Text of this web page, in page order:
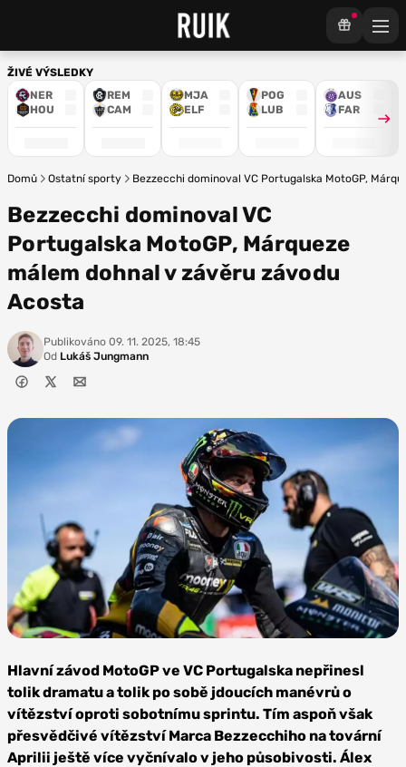
ŽIVÉ VÝSLEDKY
NER
HOU
REM
CAM
MJA
ELF
POG
LUB
AUS
FAR
Domů Ostatní sporty Bezzecchi dominoval VC Portugalska MotoGP,
Bezzecchi dominoval VC
Portugalska MotoGP, Márqueze
málem dohnal v závěru závodu
Acosta
Publikováno 09. 11. 2025, 18:45
Od Lukáš Jungmann
Monster Energy
Hlavní závod MotoGP ve VC Portugalska nepřinesl
tolik dramatu a tolik po sobě jdoucích manévrů o
vítězství oproti sobotnímu sprintu. Tím aspoň však
přesvědčivé vítězství Marca Bezzecchiho na tovární
Aprilii ještě více vyčnívalo v jeho působivosti. Álex